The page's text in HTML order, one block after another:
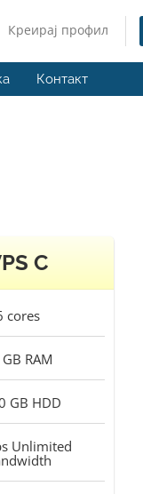
Креирај профил
Контакт
C
cores
RAM
GB HDD
Unlimited